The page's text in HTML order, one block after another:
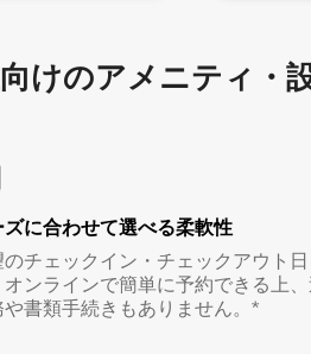
け⁠のア⁠メ⁠ニ⁠テ⁠ィ⁠・
ズに合わせて選べる柔軟性
チェックイン・チェックアウト
オンラインで簡単に予約できる上
書類手続きもありません。*